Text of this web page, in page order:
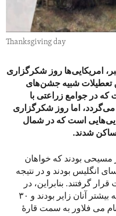
ENVIRONMENT AND HEALTH
IDEALS AND INSTITUTIONS
Thanksgiving day
امریکایی‌ها روز شکرگزاری
تعطیلات شبیه جشن‌های
در جوامع زراعتی با
اما روز شکرگزاری
است که در شمال
شدند.
مسیحی بودند که خواهان
انگلیس بودند و در نتیجه
گرفتند. بنابراین، در
سپتمبر ۱۶۲۰، ۱۰۲ مهاجر، که بیشتر آنان زایر بودند و ۳۰
می فلاور به سمت قارۀ